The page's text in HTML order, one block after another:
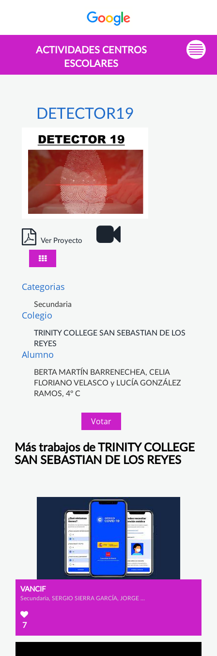
ACTIVIDADES CENTROS
ESCOLARES
DETECTOR19
Ver Proyecto
Categorias
Secundaria
Colegio
TRINITY COLLEGE SAN SEBASTIAN DE LOS
REYES
Alumno
BERTA MARTÍN BARRENECHEA, CELIA
FLORIANO VELASCO y LUCÍA GONZÁLEZ
RAMOS, 4º C
Votar
Más trabajos de TRINITY COLLEGE
SAN SEBASTIAN DE LOS REYES
VANCIF
Secundaria, SERGIO SIERRA GARCÍA, JORGE HERNÁNDEZ MONTERO y EDEL MARTÍNEZ ALONSO
7